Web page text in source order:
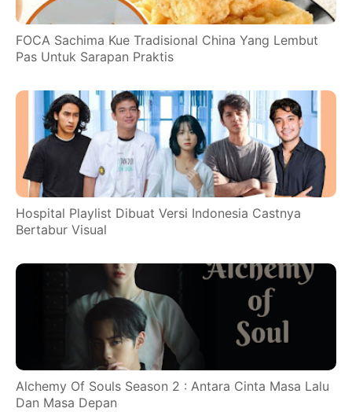
FOCA Sachima Kue Tradisional China Yang Lembut
Pas Untuk Sarapan Praktis
Hospital Playlist Dibuat Versi Indonesia Castnya
Bertabur Visual
Alchemy Of Souls Season 2 : Antara Cinta Masa Lalu
Dan Masa Depan